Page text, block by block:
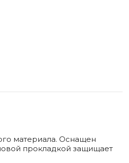
материала. Оснащен
прокладкой защищает